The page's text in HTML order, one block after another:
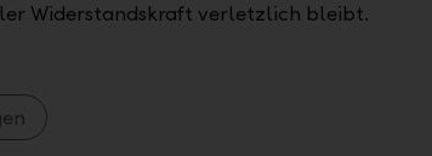
Widerstandskraft verletzlich bleibt.